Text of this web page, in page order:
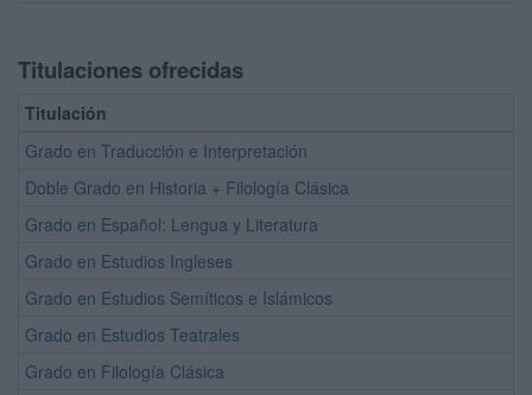
Titulaciones ofrecidas
Titulación
Grado en Traducción e Interpretación
Doble Grado en Historia + Filología Clásica
Grado en Español: Lengua y Literatura
Grado en Estudios Ingleses
Grado en Estudios Semíticos e Islámicos
Grado en Estudios Teatrales
Grado en Filología Clásica